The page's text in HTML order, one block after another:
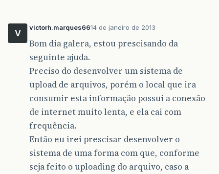
V
victorh.marques6614 de janeiro de 2013
Bom dia galera, estou prescisando da
seguinte ajuda.
Preciso do desenvolver um sistema de
upload de arquivos, porém o local que ira
consumir esta informação possui a conexão
de internet muito lenta, e ela cai com
frequência.
Então eu irei prescisar desenvolver o
sistema de uma forma com que, conforme
seja feito o uploading do arquivo, caso a